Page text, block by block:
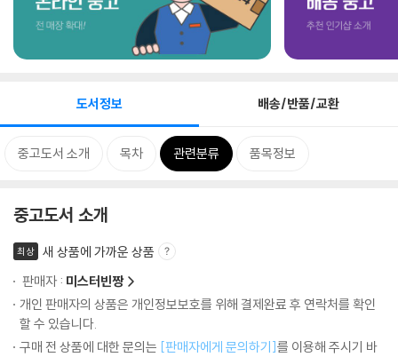
도서정보 배송/반품/교환
중고도서 소개 목차 관련분류 품목정보
중고도서 소개
최상
새 상품에 가까운 상품
판매자 : 미스터빈짱
개인 판매자의 상품은 개인정보보호를 위해 결제완료 후 연락처를 확인
할 수 있습니다.
구매 전 상품에 대한 문의는 [판매자에게 문의하기]를 이용해 주시기 바